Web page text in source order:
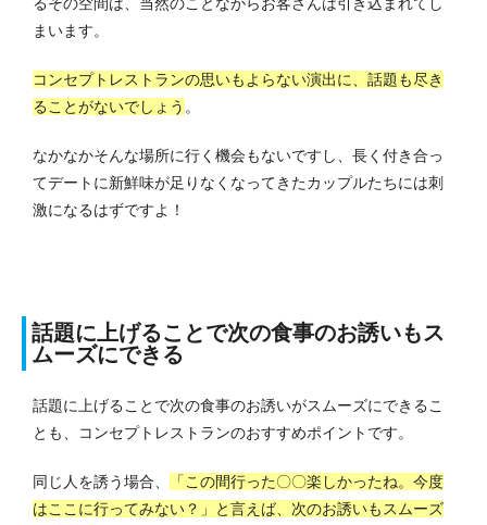
まいます。
コンセプトレストランの思いもよらない演出に、話題も尽き
ることがないでしょう 。
なかなかそんな場所に行く機会もないですし、長く付き合っ
てデートに新鮮味が足りなくなってきたカップルたちには刺
激になるはずですよ！
話題に上げることで次の食事のお誘いもス
ムーズにできる
話題に上げることで次の食事のお誘いがスムーズにできるこ
とも、コンセプトレストランのおすすめポイントです。
同じ人を誘う場合、
「この間行った〇〇楽しかったね。今度
はここに行ってみない？」と言えば、次のお誘いもスムーズ